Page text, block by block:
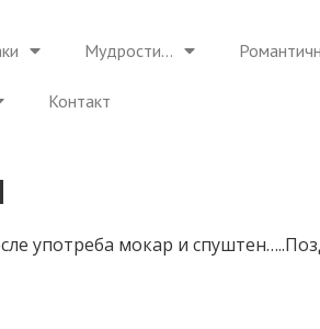
Мудрости…
Контакт
употреба мокар и